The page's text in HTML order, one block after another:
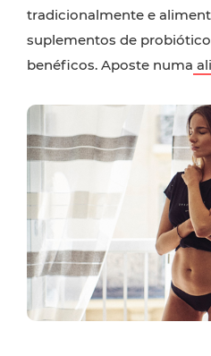
tradicionalmente e
suplementos de
benéficos. Aposte numa